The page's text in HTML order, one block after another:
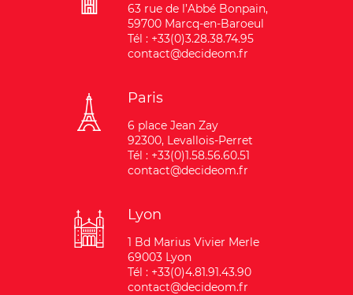
63 rue de l’Abbé Bonpain,
59700 Marcq-en-Baroeul
Tél : +33(0)3.28.38.74.95
contact@decideom.fr
Paris
6 place Jean Zay
92300, Levallois-Perret
Tél : +33(0)1.58.56.60.51
contact@decideom.fr
Lyon
1 Bd Marius Vivier Merle
69003 Lyon
Tél : +33(0)4.81.91.43.90
contact@decideom.fr